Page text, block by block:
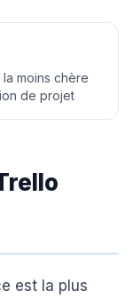
moins chère
de projet
est la plus